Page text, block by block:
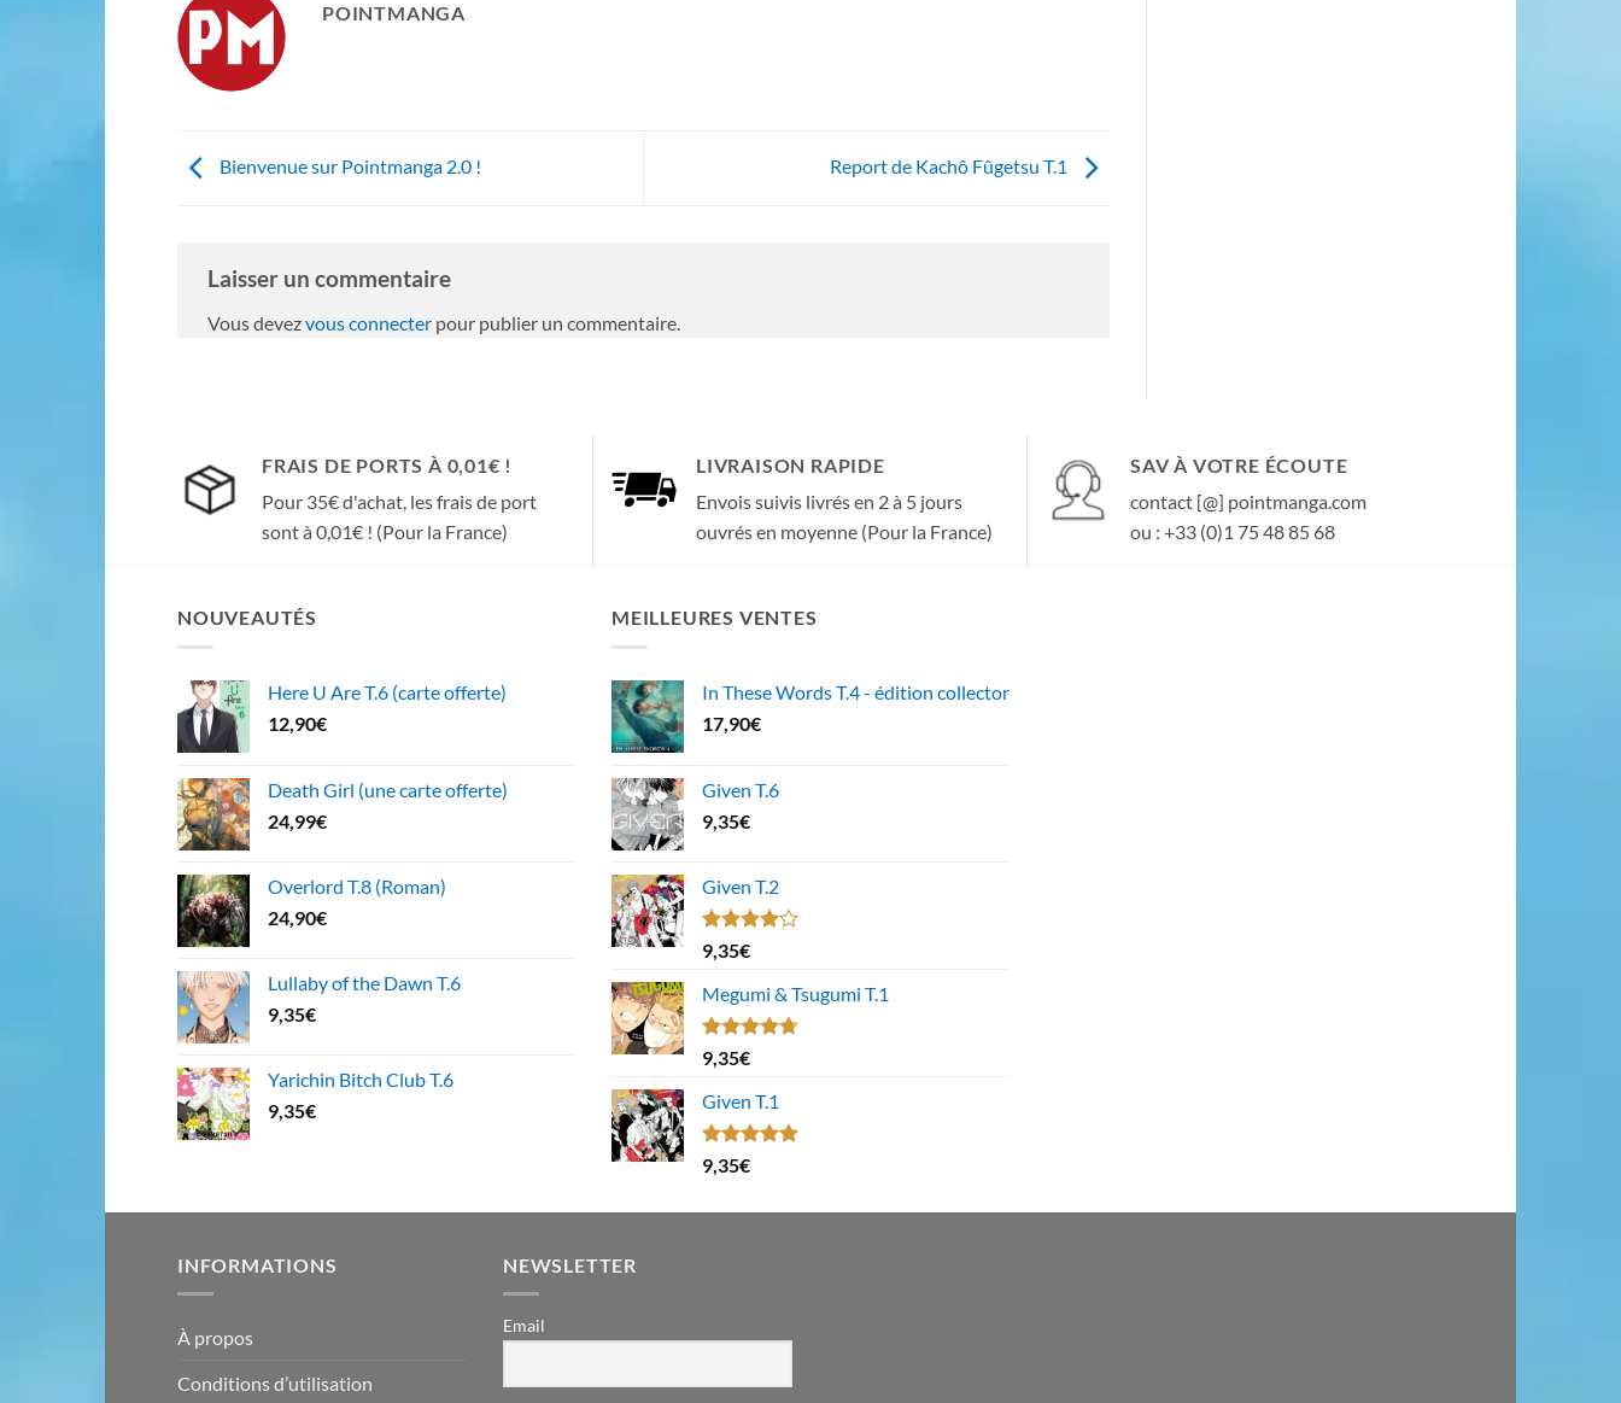
POINTMANGA
Bienvenue sur Pointmanga 2.0 ! Report de Kachô Fûgetsu T.1
Laisser un commentaire
Vous devezvous connecter pour publier un commentaire.
FRAIS DE PORTS À 0,01€ !
Pour 35€ d'achat, les frais de port
sont à 0,01€ ! (Pour la France)
LIVRAISON RAPIDE
Envois suivis livrés en 2 à 5 jours
ouvrés en moyenne (Pour la France)
SAV À VOTRE ÉCOUTE
contact [@] pointmanga.com
ou : +33 (0)1 75 48 85 68
NOUVEAUTÉS
Here U Are T.6 (carte offerte)
12,90€
Death Girl (une carte offerte)
24,99€
Overlord T.8 (Roman)
24,90€
Lullaby of the Dawn T.6
9,35€
Yarichin Bitch Club T.6
9,35€
MEILLEURES VENTES
In These Words T.4 - édition collector
17,90€
Given T.6
9,35€
Given T.2
Note
4.00
5
9,35€
Megumi & Tsugumi T.1
Note4.67
sur 5
9,35€
Given T.1
Note5.00
sur 5
9,35€
INFORMATIONS
À propos
Conditions d’utilisation
NEWSLETTER
Email